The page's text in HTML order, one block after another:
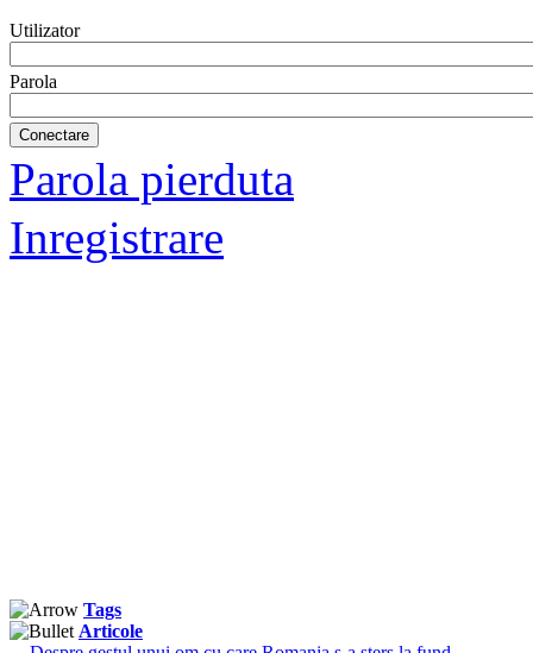
Utilizator
Parola
Parola pierduta
Inregistrare
Tags
Articole